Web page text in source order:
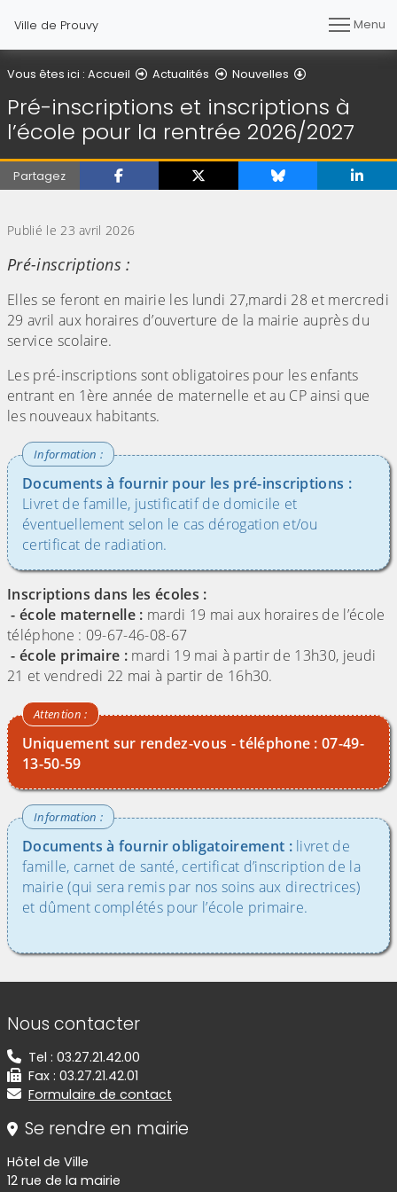
Ville de Prouvy Menu
Vous êtes ici : Accueil Actualités Nouvelles
Pré-inscriptions et inscriptions à
l’école pour la rentrée 2026/2027
Partagez
Publié le 23 avril 2026
Pré-inscriptions :
Elles se feront en mairie les lundi 27,mardi 28 et mercredi
29 avril aux horaires d’ouverture de la mairie auprès du
service scolaire.
Les pré-inscriptions sont obligatoires pour les enfants
entrant en 1ère année de maternelle et au CP ainsi que
les nouveaux habitants.
Documents à fournir pour les pré-inscriptions :
Livret de famille, justificatif de domicile et
éventuellement selon le cas dérogation et/ou
certificat de radiation.
Inscriptions dans les écoles :
- école maternelle : mardi 19 mai aux horaires de l’école
téléphone : 09-67-46-08-67
- école primaire : mardi 19 mai à partir de 13h30, jeudi
21 et vendredi 22 mai à partir de 16h30.
Uniquement sur rendez-vous - téléphone : 07-49-
13-50-59
Documents à fournir obligatoirement :livret de
famille, carnet de santé, certificat d’inscription de la
mairie (qui sera remis par nos soins aux directrices)
et dûment complétés pour l’école primaire.
Informations de contact
Nous contacter
Tel : 03.27.21.42.00
Fax : 03.27.21.42.01
Formulaire de contact
Se rendre en mairie
Hôtel de Ville
12 rue de la mairie